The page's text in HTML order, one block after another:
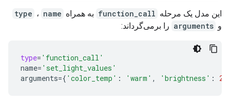
این مدل یک مرحله function_call به همراه type ، name
و arguments را برمی‌گرداند:
type= 'function_call'
name= 'set_light_values'
arguments={ 'color_temp' : 'warm' , 'brightness' : 25